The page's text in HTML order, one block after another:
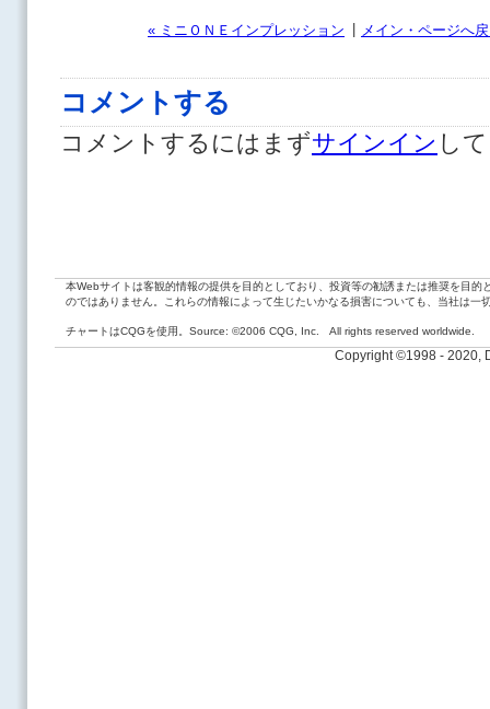
« ミニＯＮＥインプレッション メイン・ページへ
コメントする
コメントするにはまずサインイン し
本Webサイトは客観的情報の提供を目的としており、投資等の勧誘または推奨を目
のではありません。これらの情報によって生じたいかなる損害についても、当社は一
チャートはCQGを使用。Source: ©2006 CQG, Inc. All rights reserved worldwide.
Copyright ©1998 - 2020,